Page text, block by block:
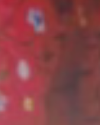
ÚZEMNÍ A
VEŘEJNÉ ZAKÁZKY,